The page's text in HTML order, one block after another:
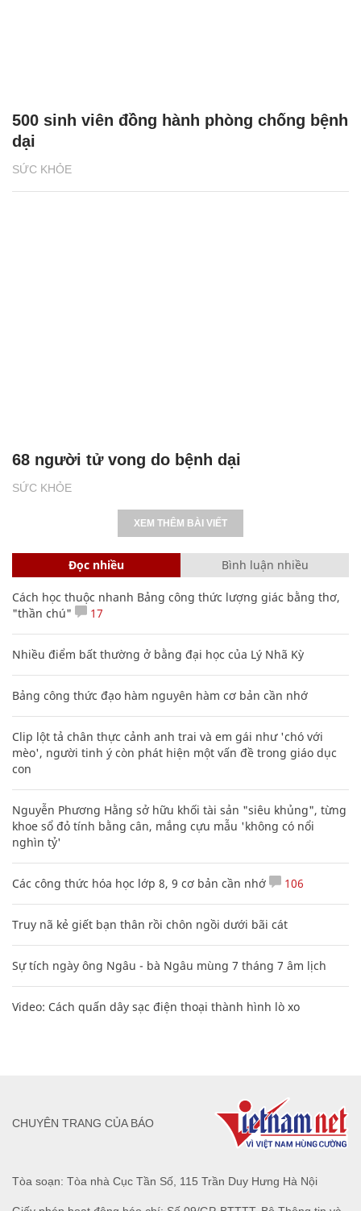
SỨC KHỎE
500 sinh viên đồng hành phòng chống bệnh
dại
SỨC KHỎE
68 người tử vong do bệnh dại
XEM THÊM BÀI VIẾT
Đọc nhiều Bình luận nhiều
Cách học thuộc nhanh Bảng công thức lượng giác bằng thơ,
"thần chú"
17
Nhiều điểm bất thường ở bằng đại học của Lý Nhã Kỳ
Bảng công thức đạo hàm nguyên hàm cơ bản cần nhớ
Clip lột tả chân thực cảnh anh trai và em gái như 'chó với
mèo', người tinh ý còn phát hiện một vấn đề trong giáo dục
con
Nguyễn Phương Hằng sở hữu khối tài sản "siêu khủng", từng
khoe sổ đỏ tính bằng cân, mắng cựu mẫu 'không có nổi
nghìn tỷ'
Các công thức hóa học lớp 8, 9 cơ bản cần nhớ 106
Truy nã kẻ giết bạn thân rồi chôn ngồi dưới bãi cát
Sự tích ngày ông Ngâu - bà Ngâu mùng 7 tháng 7 âm lịch
Video: Cách quấn dây sạc điện thoại thành hình lò xo
Tòa soạn: Tòa nhà Cục Tần Số, 115 Trần Duy Hưng Hà Nội
CHUYÊN TRANG CỦA BÁO